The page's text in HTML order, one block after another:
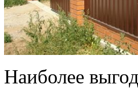
Наиболее